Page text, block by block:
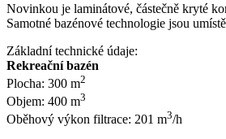
Novinkou je laminátové, částečně kryté
Samotné bazénové technologie jsou
Základní technické údaje:
Rekreační bazén
Plocha: 300 m2
Objem: 400 m3
Oběhový výkon filtrace: 201 m3/h